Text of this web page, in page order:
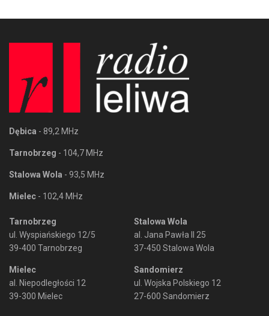
Dębica - 89,2 MHz
Tarnobrzeg - 104,7 MHz
Stalowa Wola - 93,5 MHz
Mielec - 102,4 MHz
Tarnobrzeg
ul. Wyspiańskiego 12/5
39-400 Tarnobrzeg
Mielec
al. Niepodległości 12
39-300 Mielec
Stalowa Wola
al. Jana Pawła II 25
37-450 Stalowa Wola
Sandomierz
ul. Wojska Polskiego 12
27-600 Sandomierz